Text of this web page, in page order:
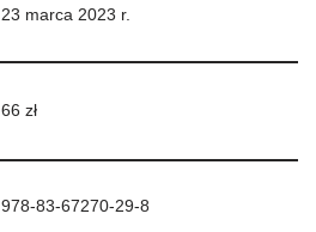
23 marca 2023 r.
66 zł
978-83-67270-29-8